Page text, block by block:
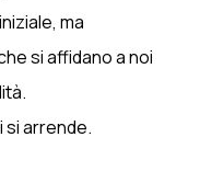
ma
si affidano a noi
si arrende.